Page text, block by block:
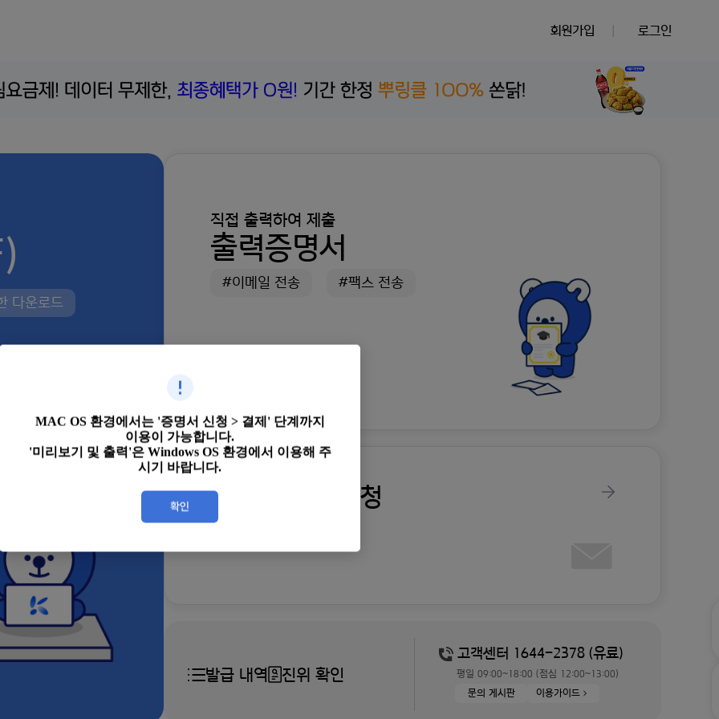
회원가입 로그인
다운로드
직접 출력하여 제출
출력증명서
#이메일 전송 #팩스 전송
증명서 우편 신청
원하는 장소로 우편배송
발급 내역 진위 확인
고객센터 1644-2378 (유료)
평일 09:00~18:00 (점심 12:00~13:00)
문의 게시판 이용가이드
MAC OS 환경에서는 '증명서 신청 > 결제' 단계까지
이용이 가능합니다.
'미리보기 및 출력'은 Windows OS 환경에서 이용해 주
시기 바랍니다.